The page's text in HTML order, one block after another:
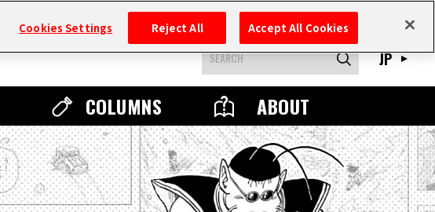
COLUMNS ABOUT
JP
Cookies Settings Reject All Accept All Cookies